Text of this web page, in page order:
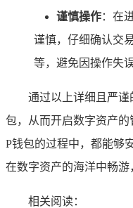
谨慎操作：在
谨慎，仔细确认交
等，避免因操作失
通过以上详细且严谨
包，从而开启数字资产
P钱包的过程中，都能够
在数字资产的海洋中畅游
相关阅读：